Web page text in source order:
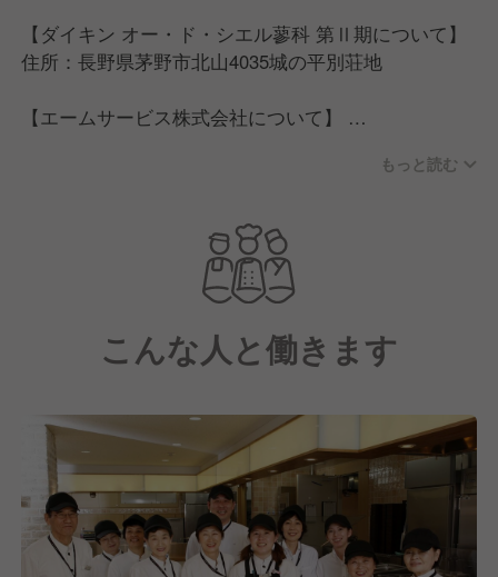
【ダイキン オー・ド・シエル蓼科 第Ⅱ期について】
住所：長野県茅野市北山4035城の平別荘地
【エームサービス株式会社について】
最大級の給食・ホスピタリティサービス企業です。
を中心に、オフィス、工場、学校、病院・福祉施設、
スタジアム・トレーニング施設など、多岐にわたる事
業を展開しています。
そこで「WX事業本部 MS事業部」では、研修、保養
所、宿泊施設などでニーズに合ったお食事を提供して
しかし、私たちは食事を提供するだけではなく、その
先にある「笑顔」や「生きる活力」を提供することに
あります。
これからもこの想いは忘れずに、たくさんの人たち
に“元気のもと”を届けてまいります！
もっと読む
こんな人と働きます